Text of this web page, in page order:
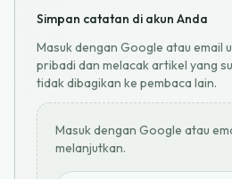
Simpan catatan di akun Anda
Masuk dengan Google atau email
pribadi dan melacak artikel yang
tidak dibagikan ke pembaca lain.
Masuk dengan Google atau
melanjutkan.